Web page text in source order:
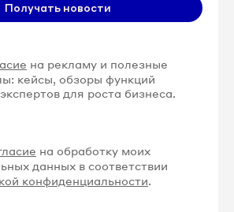
Получать новости
на рекламу и полезные
кейсы, обзоры функций
для роста бизнеса.
на обработку моих
данных в соответствии
конфиденциальности.